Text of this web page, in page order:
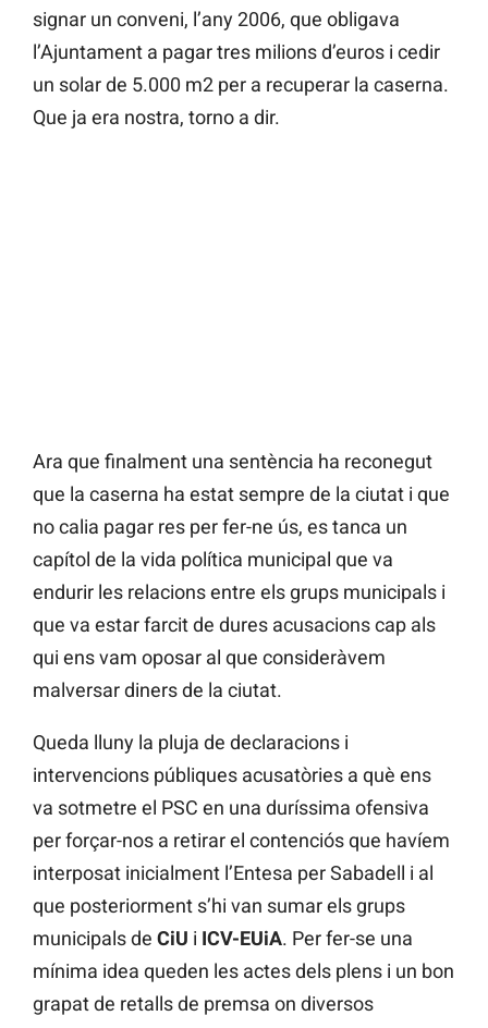
signar un conveni, l’any 2006, que obligava
l’Ajuntament a pagar tres milions d’euros i cedir
un solar de 5.000 m2 per a recuperar la caserna.
Que ja era nostra, torno a dir.
Ara que finalment una sentència ha reconegut
que la caserna ha estat sempre de la ciutat i que
no calia pagar res per fer-ne ús, es tanca un
capítol de la vida política municipal que va
endurir les relacions entre els grups municipals i
que va estar farcit de dures acusacions cap als
qui ens vam oposar al que consideràvem
malversar diners de la ciutat.
Queda lluny la pluja de declaracions i
intervencions públiques acusatòries a què ens
va sotmetre el PSC en una duríssima ofensiva
per forçar-nos a retirar el contenciós que havíem
interposat inicialment l’Entesa per Sabadell i al
que posteriorment s’hi van sumar els grups
municipals de CiU i ICV-EUiA. Per fer-se una
mínima idea queden les actes dels plens i un bon
grapat de retalls de premsa on diversos